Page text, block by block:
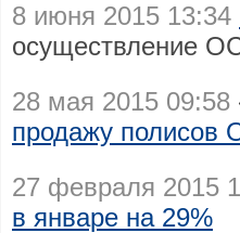
8 июня 2015 13:34
осуществление
28 мая 2015 09:58
продажу полисов
27 февраля 2015
в январе на 29%